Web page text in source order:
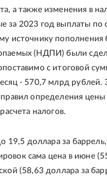
а также изменения в
за 2023 год выплаты по
источнику
(НДПИ) были
с итоговой
- 570,7 млрд рублей.
правил определения
налогов.
19,5 доллара за
сама цена в июне
(58,63 доллара за